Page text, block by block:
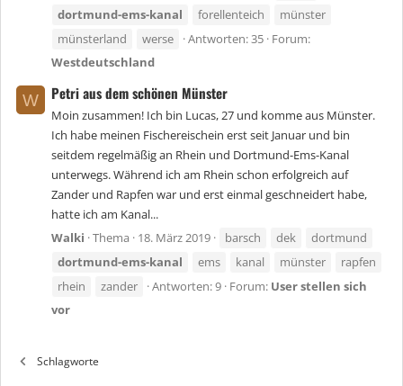
dortmund-ems-kanal
forellenteich
münster
münsterland
werse Antworten: 35 Forum:
Westdeutschland
W Petri aus dem schönen Münster
Moin zusammen! Ich bin Lucas, 27 und komme aus Münster.
Ich habe meinen Fischereischein erst seit Januar und bin
seitdem regelmäßig an Rhein und Dortmund-Ems-Kanal
unterwegs. Während ich am Rhein schon erfolgreich auf
Zander und Rapfen war und erst einmal geschneidert habe,
hatte ich am Kanal...
Walki Thema 18. März 2019 barsch dek
dortmund
dortmund-ems-kanal
ems kanal münster
rapfen
rhein
zander Antworten: 9 Forum: User stellen sich
vor
Schlagworte